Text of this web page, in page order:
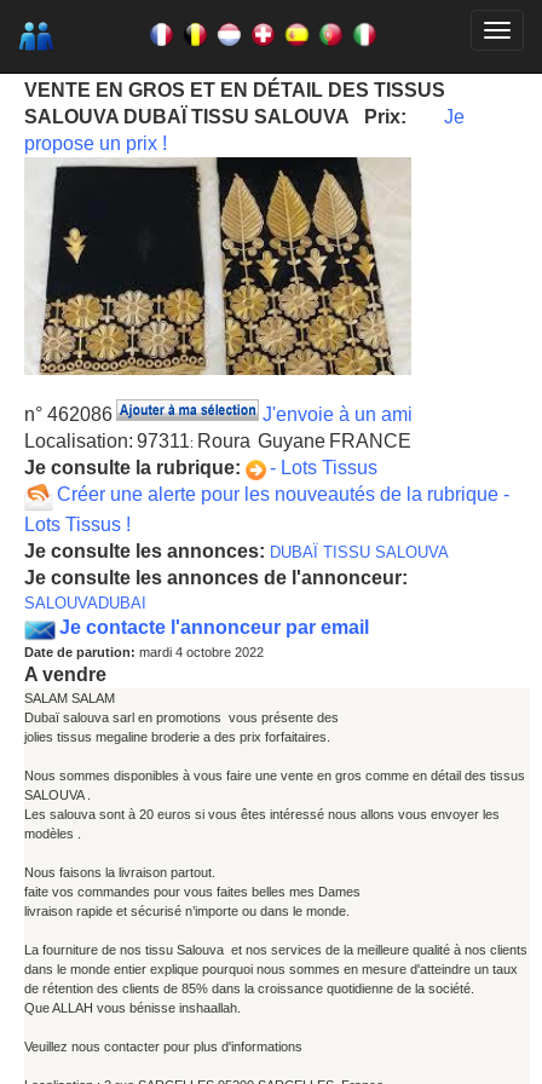
VENTE EN GROS ET EN DÉTAIL DES TISSUS
SALOUVA DUBAÏ TISSU SALOUVA
Prix:
Je
propose un prix !
n° 462086
J'envoie à un ami
Localisation: 97311: Roura Guyane FRANCE
Je consulte la rubrique:
- Lots Tissus
Créer une alerte pour les nouveautés de la rubrique -
Lots Tissus !
Je consulte les annonces: DUBAÏ TISSU SALOUVA
Je consulte les annonces de l'annonceur:
SALOUVADUBAI
Je contacte l'annonceur par email
Date de parution: mardi 4 octobre 2022
A vendre
SALAM SALAM
Dubaï salouva sarl en promotions vous présente des
jolies tissus megaline broderie a des prix forfaitaires.
Nous sommes disponibles à vous faire une vente en gros comme en détail des tissus
SALOUVA .
Les salouva sont à 20 euros si vous êtes intéressé nous allons vous envoyer les
modèles .
Nous faisons la livraison partout.
faite vos commandes pour vous faites belles mes Dames
livraison rapide et sécurisé n’importe ou dans le monde.
La fourniture de nos tissu Salouva et nos services de la meilleure qualité à nos clients
dans le monde entier explique pourquoi nous sommes en mesure d'atteindre un taux
de rétention des clients de 85% dans la croissance quotidienne de la société.
Que ALLAH vous bénisse inshaallah.
Veuillez nous contacter pour plus d'informations